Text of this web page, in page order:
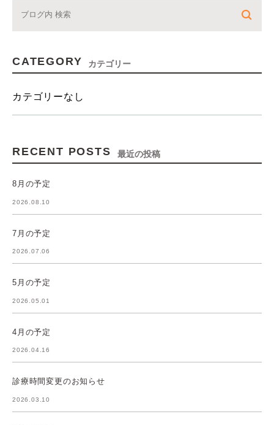
CATEGORY カテゴリー
カテゴリーなし
RECENT POSTS 最近の投稿
8月の予定
2026.08.10
7月の予定
2026.07.06
5月の予定
2026.05.01
4月の予定
2026.04.16
診療時間変更のお知らせ
2026.03.10